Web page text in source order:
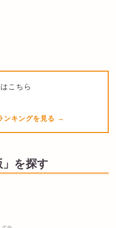
こちら
ンキングを見る
」を探す